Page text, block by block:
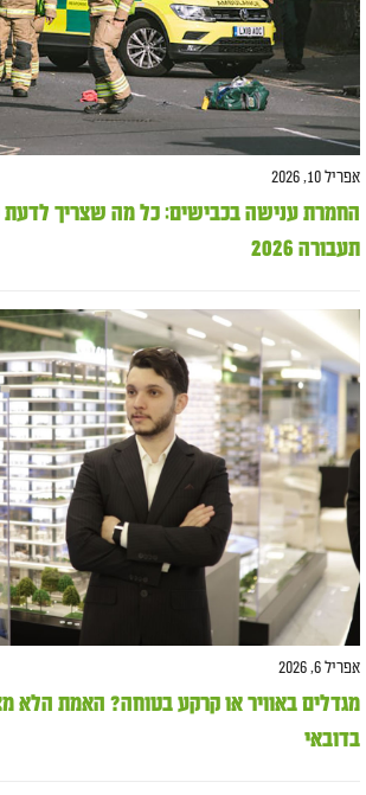
אפריל 10, 2026
החמרת ענישה בכבישים: כל מה שצריך לדעת
תעבורה 2026
אפריל 6, 2026
מגדלים באוויר או קרקע בטוחה? האמת הלא
בדובאי